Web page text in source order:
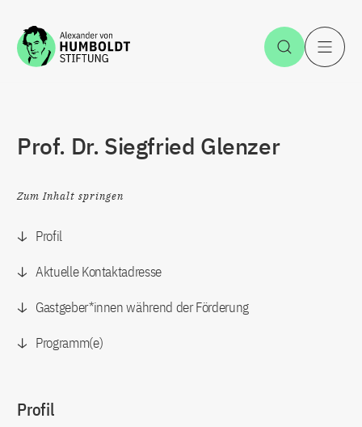
Zum Inhalt springen Suche
Prof. Dr. Siegfried Glenzer
Zum Inhalt springen
Profil
Aktuelle Kontaktadresse
Gastgeber*innen während der Förderung
Programm(e)
Profil